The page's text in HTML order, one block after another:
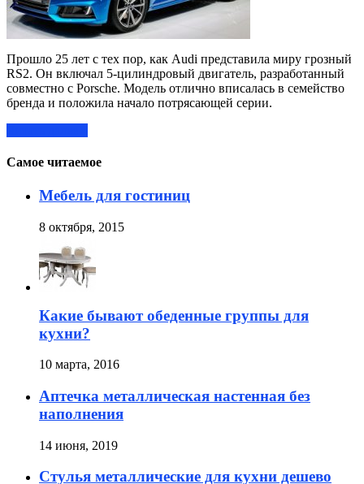
Прошло 25 лет с тех пор, как Audi представила миру грозный
RS2. Он включал 5-цилиндровый двигатель, разработанный
совместно с Porsche. Модель отлично вписалась в семейство
бренда и положила начало потрясающей серии.
Самое читаемое
Мебель для гостиниц
8 октября, 2015
Какие бывают обеденные группы для
кухни?
10 марта, 2016
Аптечка металлическая настенная без
наполнения
14 июня, 2019
Стулья металлические для кухни дешево